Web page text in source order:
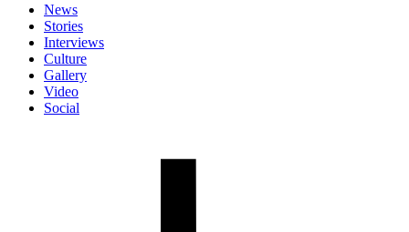
News
Stories
Interviews
Culture
Gallery
Video
Social